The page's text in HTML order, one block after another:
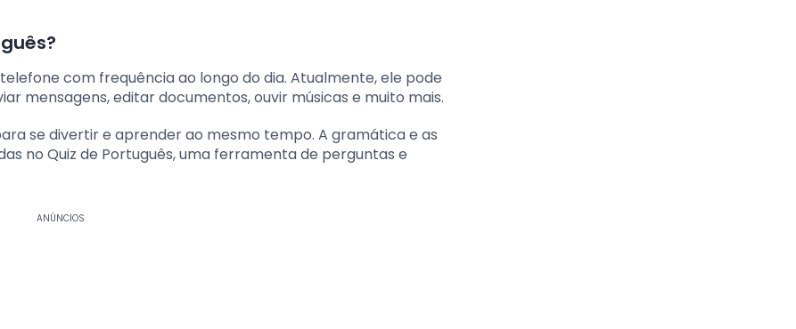
com frequência ao longo do dia. Atualmente, ele pode
mensagens, editar documentos, ouvir músicas e muito mais.
se divertir e aprender ao mesmo tempo. A gramática e as
no Quiz de Português, uma ferramenta de perguntas e
ANÚNCIOS